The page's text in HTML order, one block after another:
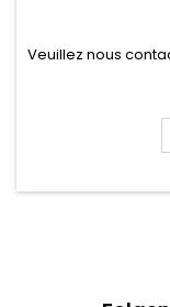
Veuillez nous